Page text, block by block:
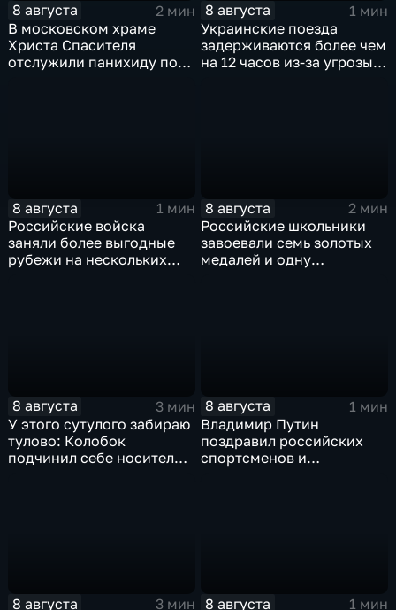
8 августа
2 мин
В московском храме
Христа Спасителя
отслужили панихиду по
8 августа
1 мин
Украинские поезда
задерживаются более чем
на 12 часов из-за угрозы
8 августа
1 мин
Российские войска
заняли более выгодные
рубежи на нескольких
8 августа
2 мин
Российские школьники
завоевали семь золотых
медалей и одну
8 августа
3 мин
У этого сутулого забираю
тулово: Колобок
подчинил себе носителя в
8 августа
1 мин
Владимир Путин
поздравил российских
спортсменов и
8 августа 3 мин 8 августа 1 мин